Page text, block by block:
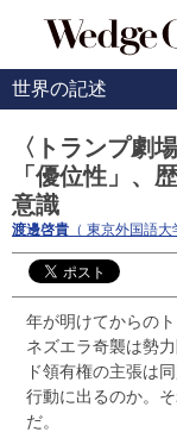
世界の記述
〈トランプ劇
「優位性」、
意識
渡邊啓貴 （ 東京外国語
年が明けてからの
ネズエラ奇襲は勢
ド領有権の主張は
行動に出るのか。
だ。